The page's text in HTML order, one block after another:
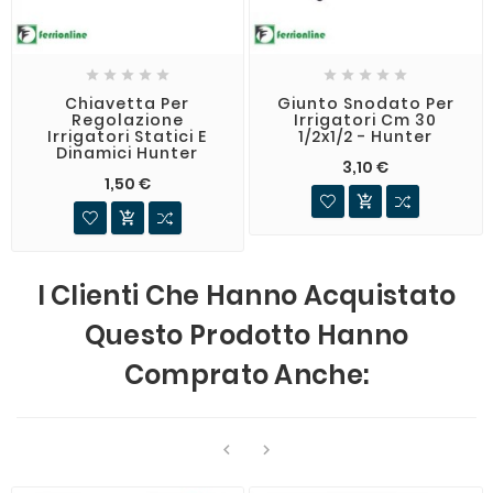
    
Chiavetta Per
Regolazione
Irrigatori Statici E
Dinamici Hunter
1,50 €

    
Giunto Snodato Per
Irrigatori Cm 30
1/2x1/2 - Hunter
3,10 €

I Clienti Che Hanno Acquistato
Questo Prodotto Hanno
Comprato Anche:
 